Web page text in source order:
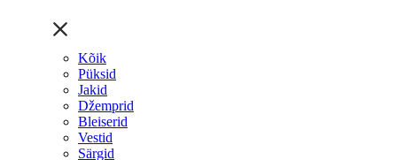
Kõik
Püksid
Jakid
Džemprid
Bleiserid
Vestid
Särgid